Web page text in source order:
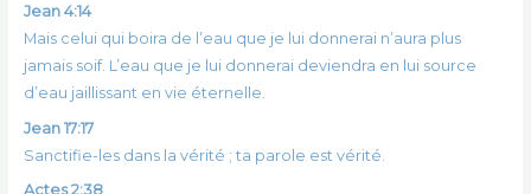
Jean 4:14
Mais celui qui boira de l’eau que je lui donnerai n’aura plus
jamais soif. L’eau que je lui donnerai deviendra en lui source
d’eau jaillissant en vie éternelle.
Jean 17:17
Sanctifie-les dans la vérité ; ta parole est vérité.
Actes 2:38